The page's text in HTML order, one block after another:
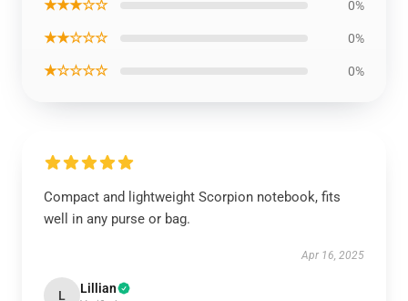
★★★☆☆ 0%
★★☆☆☆ 0%
★☆☆☆☆ 0%
Compact and lightweight Scorpion notebook, fits
well in any purse or bag.
Apr 16, 2025
L Lillian